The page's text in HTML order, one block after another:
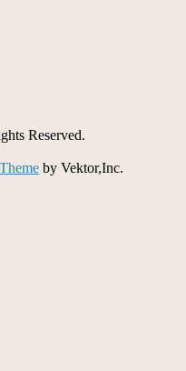
Reserved.
by Vektor,Inc.